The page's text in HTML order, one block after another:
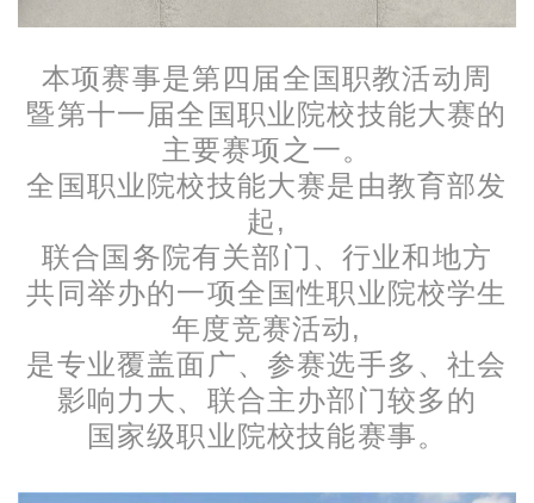
本项赛事是第四届全国职教活动周
暨第十一届全国职业院校技能大赛的
主要赛项之一。
全国职业院校技能大赛是由教育部发
起,
联合国务院有关部门、行业和地方
共同举办的一项全国性职业院校学生
年度竞赛活动,
是专业覆盖面广、参赛选手多、社会
影响力大、联合主办部门较多的
国家级职业院校技能赛事。